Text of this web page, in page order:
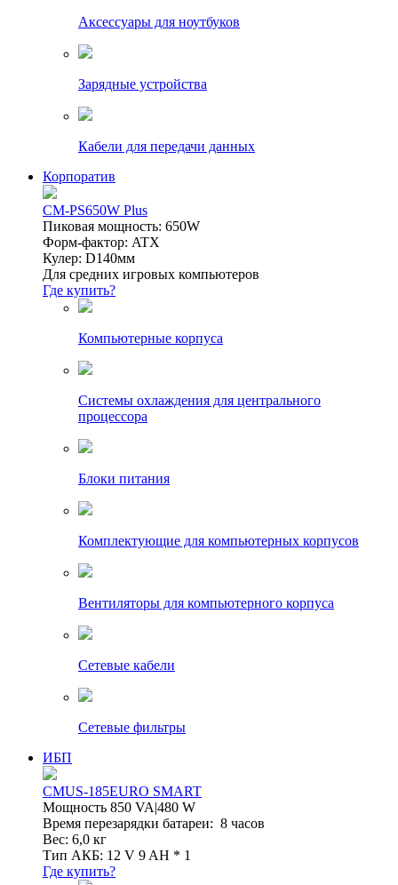
Аксессуары для ноутбуков
Зарядные устройства
Кабели для передачи данных
Корпоратив
CM-PS650W Plus
Пиковая мощность: 650W
Форм-фактор: ATX
Кулер: D140мм
Для средних игровых компьютеров
Где купить?
Компьютерные корпуса
Системы охлаждения для центрального
процессора
Блоки питания
Комплектующие для компьютерных корпусов
Вентиляторы для компьютерного корпуса
Сетевые кабели
Сетевые фильтры
ИБП
CMUS-185EURO SMART
Мощность 850 VA|480 W
Время перезарядки батареи: 8 часов
Вес: 6,0 кг
Тип АКБ: 12 V 9 AH * 1
Где купить?